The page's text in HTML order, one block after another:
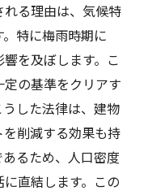
めの実例紹介
順と流れ
行の具体例
解する
市住民が知るべ
る理由は、気候特
特に梅雨時期に
を及ぼします。こ
の基準をクリアす
した法律は、建物
削減する効果も持
るため、人口密度
直結します。この